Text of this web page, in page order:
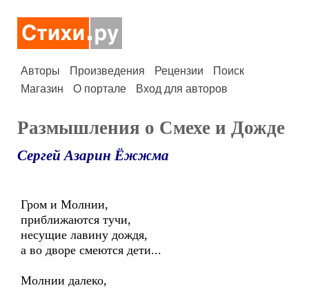
Авторы Произведения Рецензии
Поиск
Магазин
О портале Вход для авторов
Размышления о Смехе и Дожде
Сергей Азарин Ёжжма
Гром и Молнии,
приближаются тучи,
несущие лавину дождя,
а во дворе смеются дети...
Молнии далеко,